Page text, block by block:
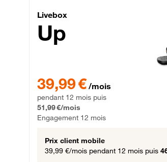
Livebox Up Fibre
Livebox
Up
39,99 € /mois
pendant 12 mois puis
51,99 €/mois
Engagement 12 mois
Prix client mobile
39,99 €/mois pendant 12 mois puis